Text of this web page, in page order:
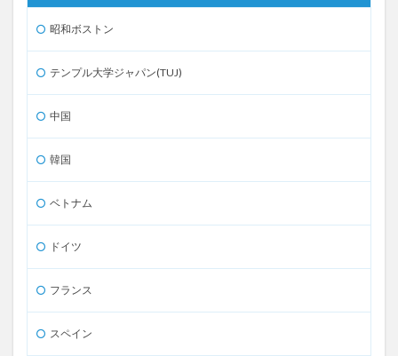
昭和ボストン
テンプル大学ジャパン(TUJ)
中国
韓国
ベトナム
ドイツ
フランス
スペイン